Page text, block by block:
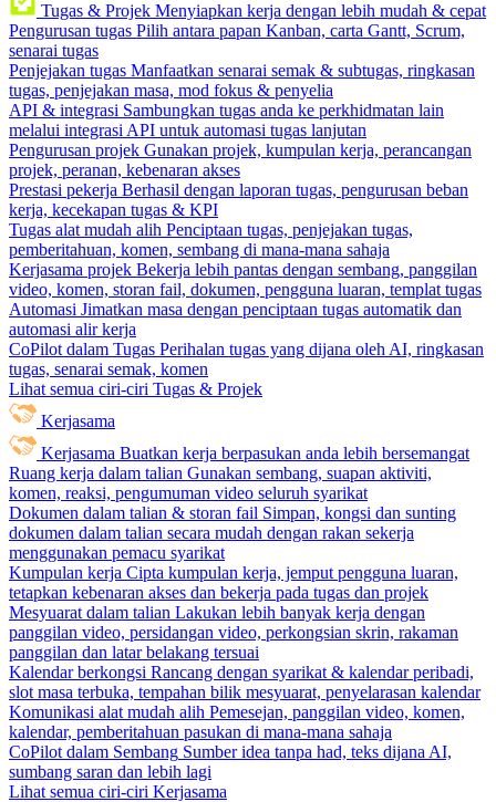
Tugas & Projek Menyiapkan kerja dengan lebih mudah & cepat
Pengurusan tugas Pilih antara papan Kanban, carta Gantt, Scrum,
senarai tugas
Penjejakan tugas Manfaatkan senarai semak & subtugas, ringkasan
tugas, penjejakan masa, mod fokus & penyelia
API & integrasi Sambungkan tugas anda ke perkhidmatan lain
melalui integrasi API untuk automasi tugas lanjutan
Pengurusan projek Gunakan projek, kumpulan kerja, perancangan
projek, peranan, kebenaran akses
Prestasi pekerja Berhasil dengan laporan tugas, pengurusan beban
kerja, kecekapan tugas & KPI
Tugas alat mudah alih Penciptaan tugas, penjejakan tugas,
pemberitahuan, komen, sembang di mana-mana sahaja
Kerjasama projek Bekerja lebih pantas dengan sembang, panggilan
video, komen, storan fail, dokumen, pengguna luaran, templat tugas
Automasi Jimatkan masa dengan penciptaan tugas automatik dan
automasi alir kerja
CoPilot dalam Tugas Perihalan tugas yang dijana oleh AI, ringkasan
tugas, senarai semak, komen
Lihat semua ciri-ciri Tugas & Projek
Kerjasama
Kerjasama Buatkan kerja berpasukan anda lebih bersemangat
Ruang kerja dalam talian Gunakan sembang, suapan aktiviti,
komen, reaksi, pengumuman video seluruh syarikat
Dokumen dalam talian & storan fail Simpan, kongsi dan sunting
dokumen dalam talian secara mudah dengan rakan sekerja
menggunakan pemacu syarikat
Kumpulan kerja Cipta kumpulan kerja, jemput pengguna luaran,
tetapkan kebenaran akses dan bekerja pada tugas dan projek
Mesyuarat dalam talian Lakukan lebih banyak kerja dengan
panggilan video, persidangan video, perkongsian skrin, rakaman
panggilan dan latar belakang tersuai
Kalendar berkongsi Rancang dengan syarikat & kalendar peribadi,
slot masa terbuka, tempahan bilik mesyuarat, penyelarasan kalendar
Komunikasi alat mudah alih Pemesejan, panggilan video, komen,
kalendar, pemberitahuan pasukan di mana-mana sahaja
CoPilot dalam Sembang Sumber idea tanpa had, teks dijana AI,
sumbang saran dan lebih lagi
Lihat semua ciri-ciri Kerjasama